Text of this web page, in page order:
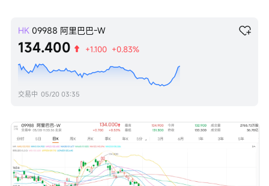
HK 09988 阿里巴巴-W
134.400 +1.100 +0.83%
交易中 05/20 03:35